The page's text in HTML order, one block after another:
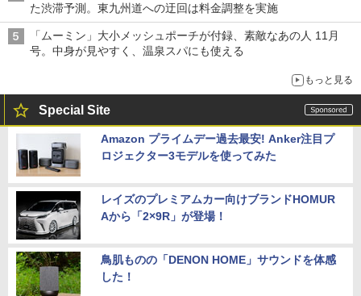
た渋滞予測。東九州道への迂回は料金調整を実施
「ムーミン」大小メッシュポーチが付録、素敵なあの人 11月
号。中身が見やすく、温泉スパにも使える
もっと見る
Special Site
Amazon プライムデー過去最安! Anker注目プ
ロジェクター3モデルを使ってみた
レイズのプレミアムカー向けブランドHOMUR
Aから「2×9R」が登場！
鳥肌ものの「DENON HOME」サウンドを体感
した！